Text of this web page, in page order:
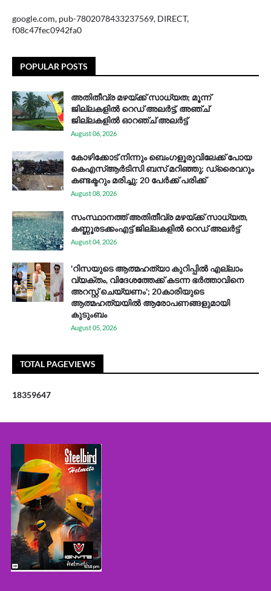
google.com, pub-7802078433237569, DIRECT,
f08c47fec0942fa0
POPULAR POSTS
അതിതീവ്ര മഴയ്ക്ക് സാധ്യത; മൂന്ന്
ജില്ലകളിൽ റെഡ് അലർട്ട്, അഞ്ച്
ജില്ലകളിൽ ഓറഞ്ച് അലർട്ട്
August 06, 2026
കോഴിക്കോട് നിന്നും ബെംഗളൂരുവിലേക്ക് പോയ
കെഎസ്ആര്‍ടിസി ബസ് മറിഞ്ഞു; ഡ്രൈവറും
കണ്ടക്ടറും മരിച്ചു: 20 പേര്‍ക്ക് പരിക്ക്
August 08, 2026
സം​സ്ഥാ​ന​ത്ത് അ​തി​തീ​വ്ര മ​ഴ​യ്ക്ക് സാ​ധ്യ​ത,
കണ്ണൂരടക്കംഎ​ട്ട് ജി​ല്ല​ക​ളി​ൽ റെ​ഡ് അ​ലർ​ട്ട്
August 04, 2026
'റിസയുടെ ആത്മഹത്യാ കുറിപ്പിൽ എല്ലാം
വ്യക്തം, വിദേശത്തേക്ക് കടന്ന ഭർത്താവിനെ
അറസ്റ്റ് ചെയ്യണം'; 20കാരിയുടെ
ആത്മഹത്യയിൽ ആരോപണങ്ങളുമായി
കുടുംബം
August 05, 2026
TOTAL PAGEVIEWS
18359647